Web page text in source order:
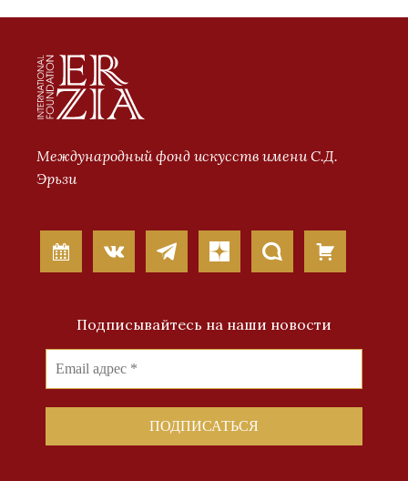
Международный фонд искусств имени С.Д.
Эрьзи
Подписывайтесь на наши новости